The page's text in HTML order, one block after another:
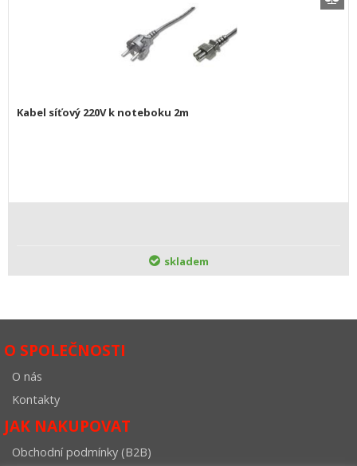
Kabel síťový 220V k noteboku 2m
skladem
O SPOLEČNOSTI
O nás
Kontakty
JAK NAKUPOVAT
Obchodní podmínky (B2B)